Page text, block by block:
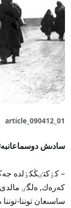
article_090412_01
سادىش
– كٶكتٸڭكٶلدە
كەرەك, ەلگٸ
ساسىعان توننا-